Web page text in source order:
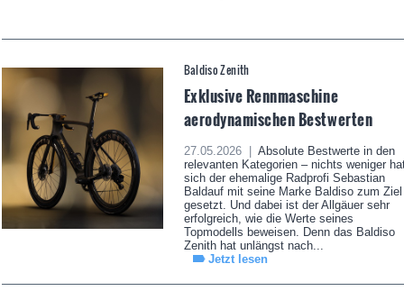
Baldiso Zenith
Exklusive Rennmaschine
aerodynamischen Bestwerten
27.05.2026 |
Absolute Bestwerte in den
relevanten Kategorien – nichts weniger
sich der ehemalige Radprofi Sebastian
Baldauf mit seine Marke Baldiso zum Ziel
gesetzt. Und dabei ist der Allgäuer sehr
erfolgreich, wie die Werte seines
Topmodells beweisen. Denn das Baldiso
Zenith hat unlängst nach...
Jetzt lesen